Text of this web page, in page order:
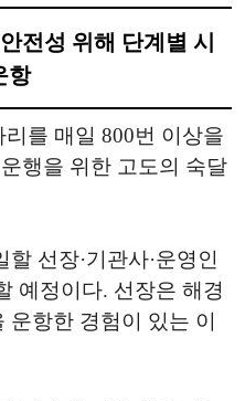
전성 위해 단계별 시
항
를 매일 800번 이상을
행을 위한 고도의 숙달
선장·기관사·운영인
예정이다. 선장은 해경
항한 경험이 있는 이